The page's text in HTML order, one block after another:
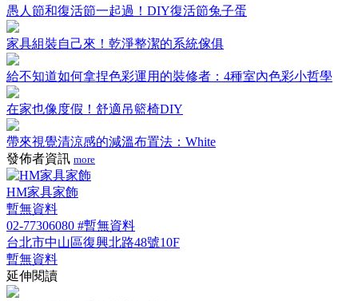
愚人節和復活節一起過！DIY復活節兔子蛋
家具組裝自己來！乾淨整潔的系統傢俱
給不知道如何拿捏色彩運用的裝修者：4種室內色彩小哲學
在家也像度假！舒適吊籃椅DIY
帶來視覺清涼感的減溫布置法：White
發佈者資訊 more
HM家具家飾
暫無資料
02-77306080 #暫無資料
台北市中山區復興北路48號10F
暫無資料
延伸閱讀